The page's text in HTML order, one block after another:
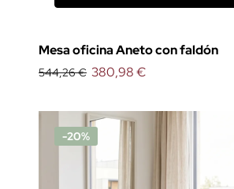
Mesa oficina Aneto con faldón
544,26 € 380,98 €
-20%